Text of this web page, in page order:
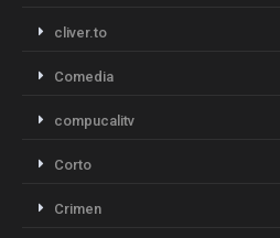
cliver.to
Comedia
compucalitv
Corto
Crimen